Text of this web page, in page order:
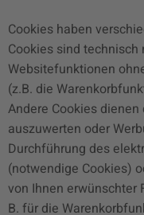
Cookies haben
Cookies sind
Websitefunktionen
(z.B. die
Andere Cookies
auszuwerten oder
Durchführung des
(notwendige Cookies)
von Ihnen erwünschter
B. für die